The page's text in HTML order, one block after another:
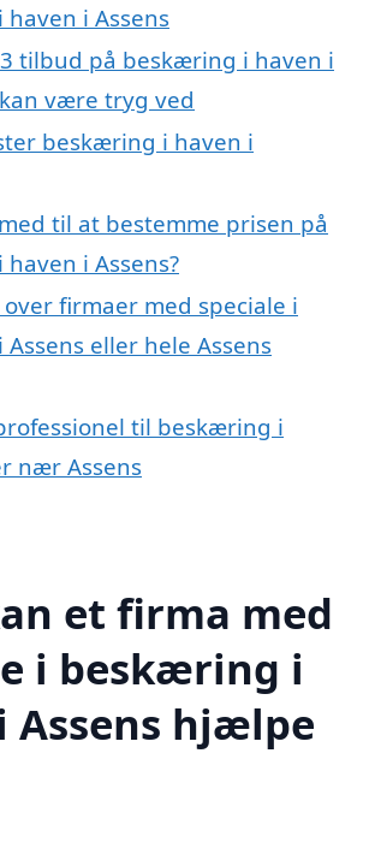
i Assens
tilbud på beskæring i haven i
være tryg ved
beskæring i haven i
til at bestemme prisen på
i Assens?
firmaer med speciale i
eller hele Assens
til beskæring i
nær Assens
et firma med
i beskæring i
Assens hjælpe